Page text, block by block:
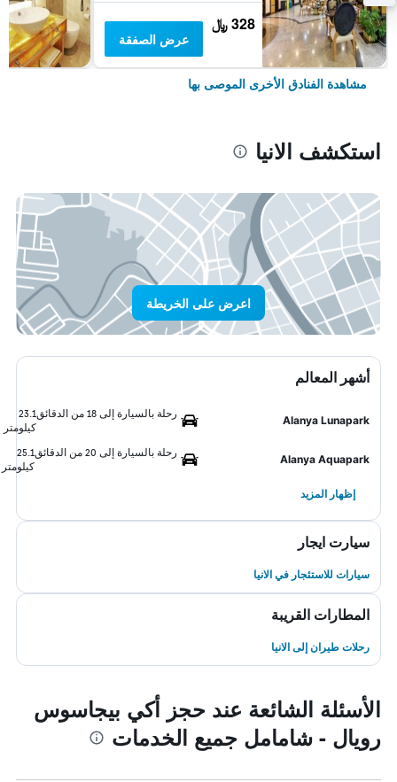
328 ﷼
عرض الصفقة
مشاهدة الفنادق الأخرى الموصى بها
استكشف الانيا
اعرض على الخريطة
أشهر المعالم
Alanya Lunapark
رحلة بالسيارة إلى 18 من الدقائق
23.1
كيلومتر
Alanya Aquapark
رحلة بالسيارة إلى 20 من الدقائق
25.1
كيلومتر
إظهار المزيد
سيارت ايجار
سيارات للاستئجار في الانيا
المطارات القريبة
رحلات طيران إلى الانيا
الأسئلة الشائعة عند حجز أكي بيجاسوس
رويال - شامامل جميع الخدمات